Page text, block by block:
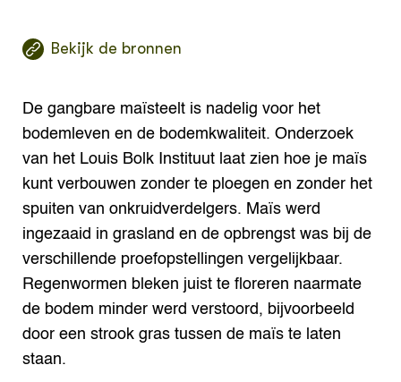
Bekijk de bronnen
De gangbare maïsteelt is nadelig voor het
bodemleven en de bodemkwaliteit. Onderzoek
van het Louis Bolk Instituut laat zien hoe je maïs
kunt verbouwen zonder te ploegen en zonder het
spuiten van onkruidverdelgers. Maïs werd
ingezaaid in grasland en de opbrengst was bij de
verschillende proefopstellingen vergelijkbaar.
Regenwormen bleken juist te floreren naarmate
de bodem minder werd verstoord, bijvoorbeeld
door een strook gras tussen de maïs te laten
staan.